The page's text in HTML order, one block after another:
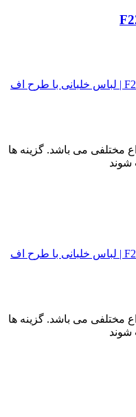
مختلفی می باشد. گزینه ها
مختلفی می باشد. گزینه ها